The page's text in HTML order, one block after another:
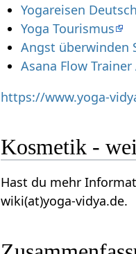
Yogareisen
Yoga Tourismus
Angst überwinden
Asana Flow
https://www.yoga-
Hast du mehr
wiki(at)yoga-vidya.de.